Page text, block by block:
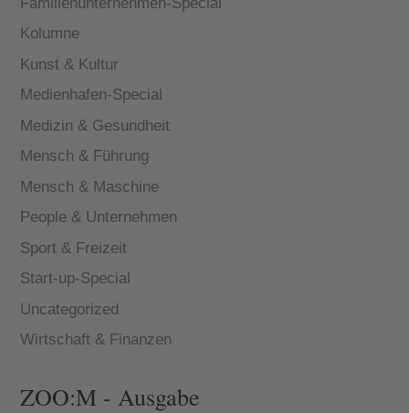
Kolumne
Kunst & Kultur
Medienhafen-Special
Medizin & Gesundheit
Mensch & Führung
Mensch & Maschine
People & Unternehmen
Sport & Freizeit
Start-up-Special
Uncategorized
Wirtschaft & Finanzen
ZOO:M - Ausgabe